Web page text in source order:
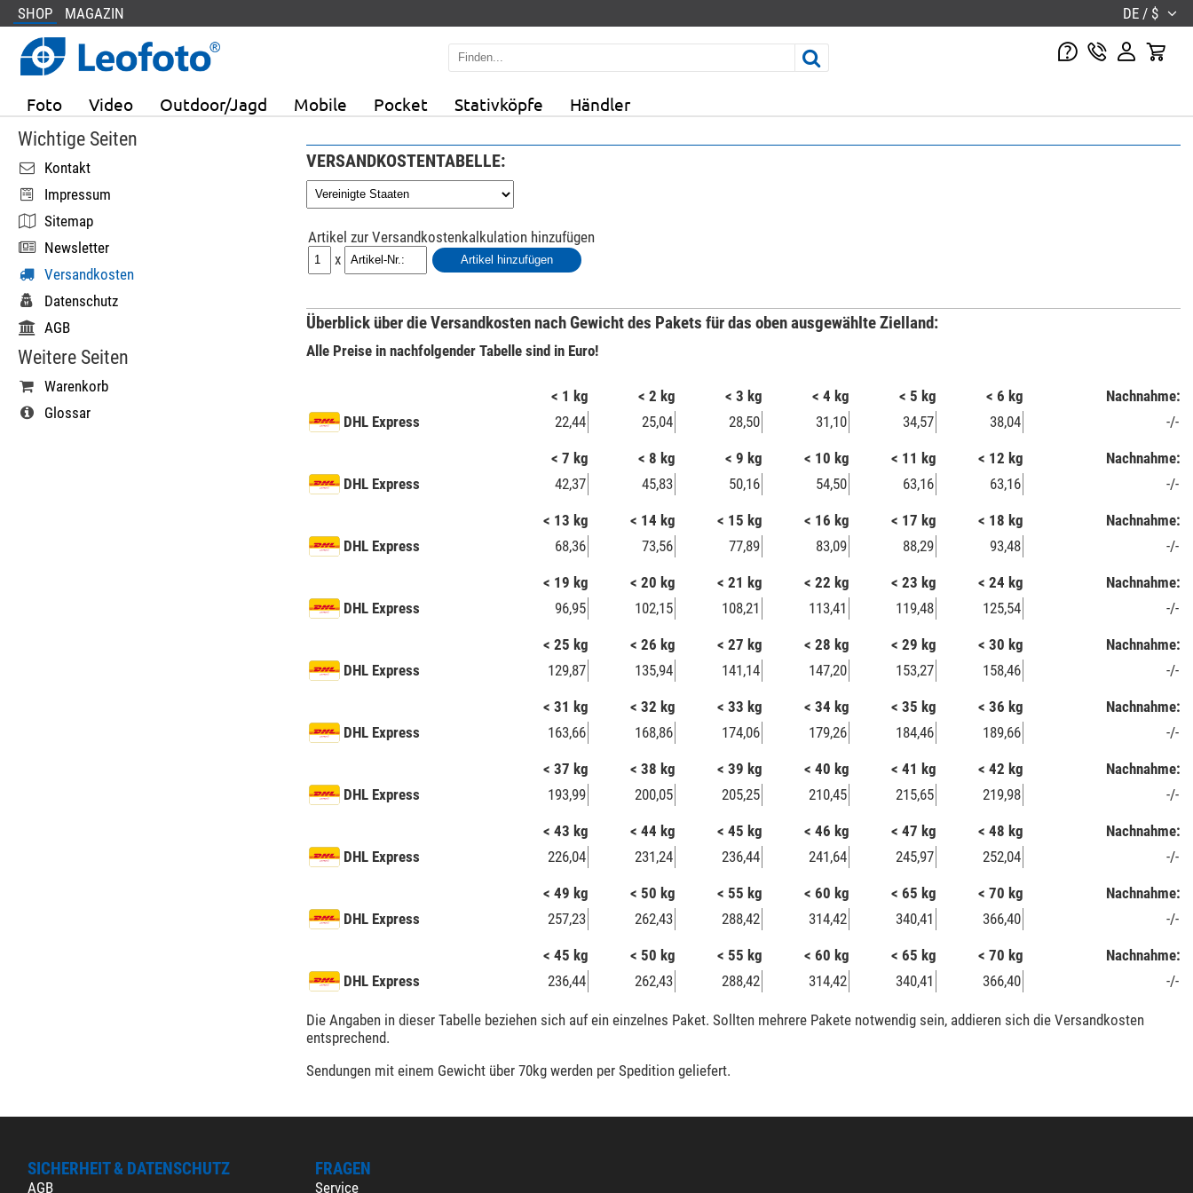
SHOP MAGAZIN DE / $
Foto Video Outdoor/Jagd Mobile Pocket Stativköpfe Händler
Wichtige Seiten
Kontakt
Impressum
Sitemap
Newsletter
Versandkosten
Datenschutz
AGB
Weitere Seiten
Warenkorb
Glossar
VERSANDKOSTENTABELLE:
Artikel zur Versandkostenkalkulation hinzufügen
x
Überblick über die Versandkosten nach Gewicht des Pakets für das oben ausgewählte Zielland:
Alle Preise in nachfolgender Tabelle sind in Euro!
< 1 kg < 2 kg < 3 kg < 4 kg < 5 kg < 6 kg
Nachnahme:
DHL Express
22,44 25,04 28,50 31,10 34,57 38,04 -/-
< 7 kg < 8 kg < 9 kg < 10 kg < 11 kg < 12 kg
Nachnahme:
DHL Express
42,37 45,83 50,16 54,50 63,16 63,16 -/-
< 13 kg < 14 kg < 15 kg < 16 kg < 17 kg < 18 kg
Nachnahme:
DHL Express
68,36 73,56 77,89 83,09 88,29 93,48 -/-
< 19 kg < 20 kg < 21 kg < 22 kg < 23 kg < 24 kg
Nachnahme:
DHL Express
96,95 102,15 108,21 113,41 119,48 125,54 -/-
< 25 kg < 26 kg < 27 kg < 28 kg < 29 kg < 30 kg
Nachnahme:
DHL Express
129,87 135,94 141,14 147,20 153,27 158,46 -/-
< 31 kg < 32 kg < 33 kg < 34 kg < 35 kg < 36 kg
Nachnahme:
DHL Express
163,66 168,86 174,06 179,26 184,46 189,66 -/-
< 37 kg < 38 kg < 39 kg < 40 kg < 41 kg < 42 kg
Nachnahme:
DHL Express
193,99 200,05 205,25 210,45 215,65 219,98 -/-
< 43 kg < 44 kg < 45 kg < 46 kg < 47 kg < 48 kg
Nachnahme:
DHL Express
226,04 231,24 236,44 241,64 245,97 252,04 -/-
< 49 kg < 50 kg < 55 kg < 60 kg < 65 kg < 70 kg
Nachnahme:
DHL Express
257,23 262,43 288,42 314,42 340,41 366,40 -/-
< 45 kg < 50 kg < 55 kg < 60 kg < 65 kg < 70 kg
Nachnahme:
DHL Express
236,44 262,43 288,42 314,42 340,41 366,40 -/-
Die Angaben in dieser Tabelle beziehen sich auf ein einzelnes Paket. Sollten mehrere Pakete notwendig sein, addieren sich die Versandkosten
entsprechend.
Sendungen mit einem Gewicht über 70kg werden per Spedition geliefert.
SICHERHEIT & DATENSCHUTZ
AGB
FRAGEN
Service